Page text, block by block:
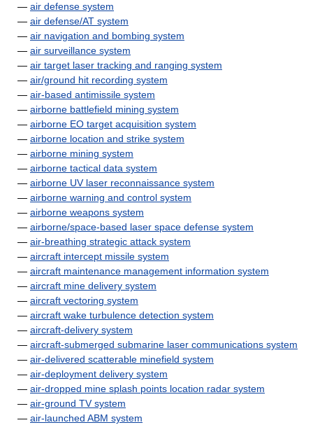
— air defense system
— air defense/AT system
— air navigation and bombing system
— air surveillance system
— air target laser tracking and ranging system
— air/ground hit recording system
— air-based antimissile system
— airborne battlefield mining system
— airborne EO target acquisition system
— airborne location and strike system
— airborne mining system
— airborne tactical data system
— airborne UV laser reconnaissance system
— airborne warning and control system
— airborne weapons system
— airborne/space-based laser space defense system
— air-breathing strategic attack system
— aircraft intercept missile system
— aircraft maintenance management information system
— aircraft mine delivery system
— aircraft vectoring system
— aircraft wake turbulence detection system
— aircraft-delivery system
— aircraft-submerged submarine laser communications system
— air-delivered scatterable minefield system
— air-deployment delivery system
— air-dropped mine splash points location radar system
— air-ground TV system
— air-launched ABM system